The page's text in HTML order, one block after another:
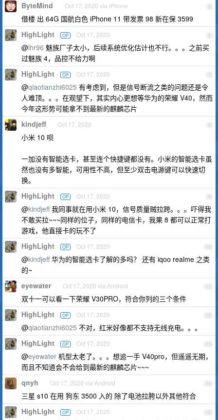
5
ByteMind Oct 17, 2020 via iPhone
借楼 出 64G 国航白色 iPhone 11 带发票 98 新在保 3599
6
HighLight OP Oct 17, 2020
@lhr96 魅族厂子太小，后续系统优化估计也不行。。。之前买
过魅族 4，品控不给力啊
7
HighLight OP Oct 17, 2020
@qiaotianzhi6025 有考虑到，但是信号断流之类的问题还是令
人难顶。。。在观望下，其实内心更想等华为的荣耀 V40，然而
今年这形势可能拿不到最新的麒麟芯片
8
kindjeff Oct 17, 2020
小米 10 呗
一加没有智能选卡，甚至连个快捷键都没有。小米的智能选卡虽
然也没有多智能，可用性不高，但至少双击电源键可以快速切
换。
9
HighLight OP Oct 17, 2020
@kindjeff我同事就在用小米 10，信号质量贼拉跨。。。吓得我
不敢买拉~~~同样的位子，同样的电信卡，我果 8 都可以正常打
游戏，他直接卡的玩不了
10
HighLight OP Oct 17, 2020
@kindjeff华为的智能选卡了解的多吗？ 还有 iqoo realme 之类
的~
11
eyewater Oct 17, 2020 via Android
双十一可以看一下荣耀 V30PRO，符合你列的三个条件
12
HighLight OP Oct 17, 2020
@qiaotianzhi6025 不对，红米好像都不支持无线充电。。。
13
HighLight OP Oct 17, 2020
@eyewater 机型太老了。。。想追一手 V40pro，但遥遥无期，
而且不知道会不会给到最新的麒麟芯片~~~
14
qnyh Oct 17, 2020 via Android
三星 s10 在用 狗东 3500 入的 除了电池拉胯以外其他符合
15
HighLight OP Oct 17, 2020